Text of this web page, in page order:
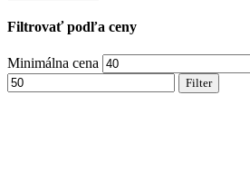
Filtrovať podľa ceny
Minimálna cena
Filter